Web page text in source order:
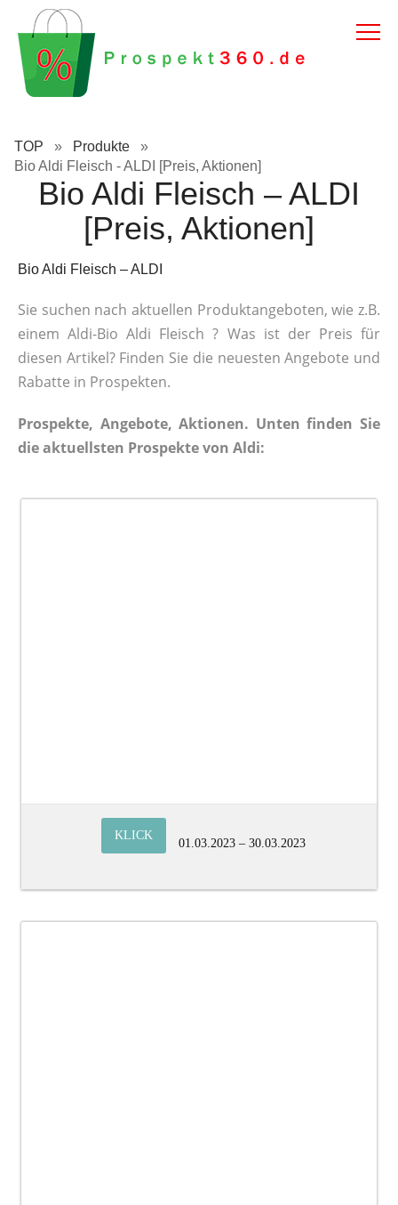
TOP » Produkte
»
Bio Aldi Fleisch - ALDI [Preis, Aktionen]
Bio Aldi Fleisch – ALDI
[Preis, Aktionen]
Bio Aldi Fleisch – ALDI
Sie suchen nach aktuellen Produktangeboten, wie z.B.
einem Aldi-Bio Aldi Fleisch ? Was ist der Preis für
diesen Artikel? Finden Sie die neuesten Angebote und
Rabatte in Prospekten.
Prospekte, Angebote, Aktionen. Unten finden Sie
die aktuellsten Prospekte von Aldi:
KLICK
01.03.2023 – 30.03.2023